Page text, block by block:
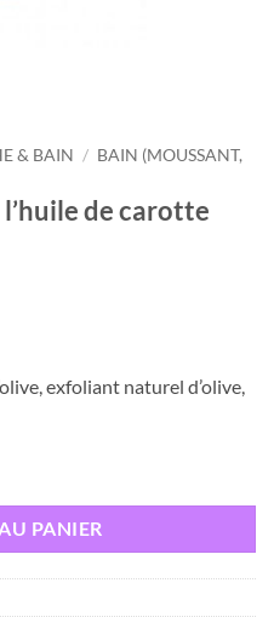
& BAIN / BAIN (MOUSSANT,
l’huile de carotte
exfoliant naturel d’olive,
PANIER